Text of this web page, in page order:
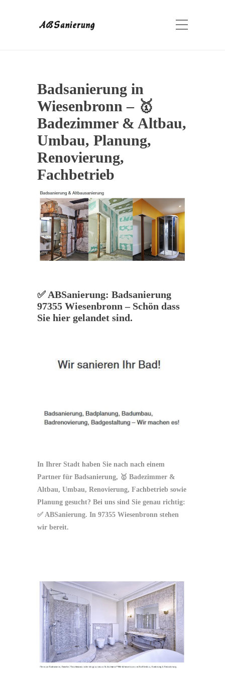
Badsanierung in
Wiesenbronn – 🥇
Badezimmer & Altbau,
Umbau, Planung,
Renovierung,
Fachbetrieb
✅ ABSanierung: Badsanierung
97355 Wiesenbronn – Schön dass
Sie hier gelandet sind.
In Ihrer Stadt haben Sie nach nach einem
Partner für Badsanierung, 🥇 Badezimmer &
Altbau, Umbau, Renovierung, Fachbetrieb sowie
Planung gesucht? Bei uns sind Sie genau richtig:
✅ ABSanierung. In 97355 Wiesenbronn stehen
wir bereit.